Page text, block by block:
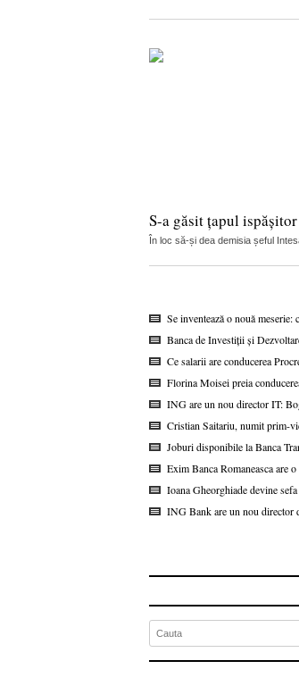
S-a găsit țapul
În loc să-și dea demisia șeful
Se inventează o nouă
Banca de Investiții și
Ce salarii are conducerea
Florina Moisei preia
ING are un nou director IT:
Cristian Saitariu, numit prim-
Joburi disponibile la Banca
Exim Banca Romaneasca are
Ioana Gheorghiade devine
ING Bank are un nou director